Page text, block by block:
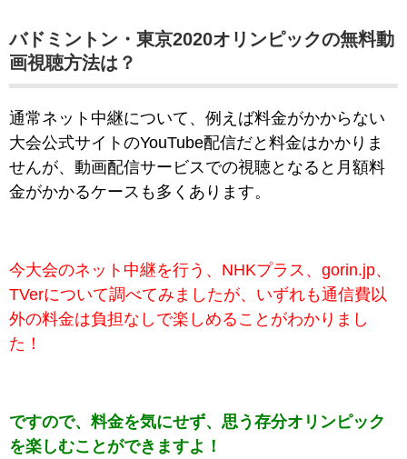
バドミントン・東京2020オリンピックの無料動
画視聴方法は？
通常ネット中継について、例えば料金がかからない
大会公式サイトのYouTube配信だと料金はかかりま
せんが、動画配信サービスでの視聴となると月額料
金がかかるケースも多くあります。
今大会のネット中継を行う、NHKプラス、gorin.jp、
TVerについて調べてみましたが、いずれも通信費以
外の料金は負担なしで楽しめることがわかりまし
た！
ですので、料金を気にせず、思う存分オリンピック
を楽しむことができますよ！